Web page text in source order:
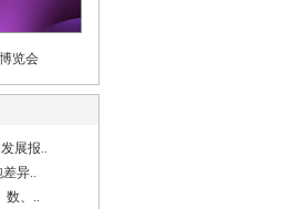
览会
展报..
异..
数、..